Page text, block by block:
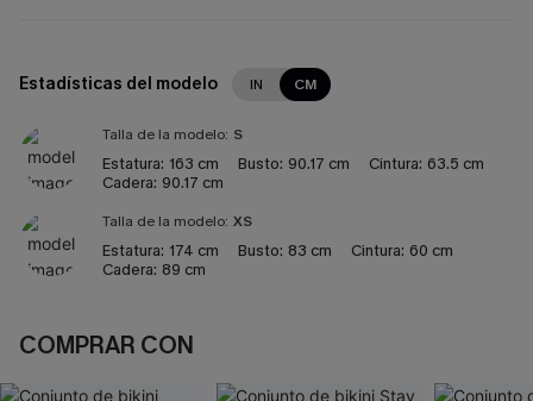
Estadísticas del modelo IN CM
Talla de la modelo: S
Estatura: 163 cm Busto: 90.17 cm Cintura: 63.5 cm
Cadera: 90.17 cm
Talla de la modelo: XS
Estatura: 174 cm Busto: 83 cm Cintura: 60 cm
Cadera: 89 cm
COMPRAR CON